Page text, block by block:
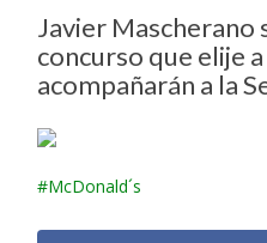
Javier Mascherano
concurso que elije
acompañarán a la
McDonald´s